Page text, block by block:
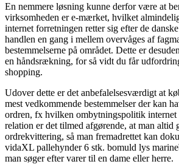
En nemmere løsning kunne derfor være at
virksomheden er e-mærket, hvilket
internet forretningen retter sig efter de
handlen en gang i mellem overvåges af
bestemmelserne på området. Dette er
en håndsrækning, for så vidt du får
shopping.
Udover dette er det anbefalelsesværdigt at
mest vedkommende bestemmelser der kan
ordren, fx hvilken ombytningspolitik internet
relation er det tilmed afgørende, at man altid
ordrekvittering, så man fremadrettet kan
vidaXL pallehynder 6 stk. bomuld lys
man søger efter varer til en dame eller herre.